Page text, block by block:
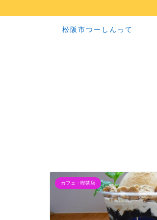
松阪市つーしんって
カフェ・喫茶店